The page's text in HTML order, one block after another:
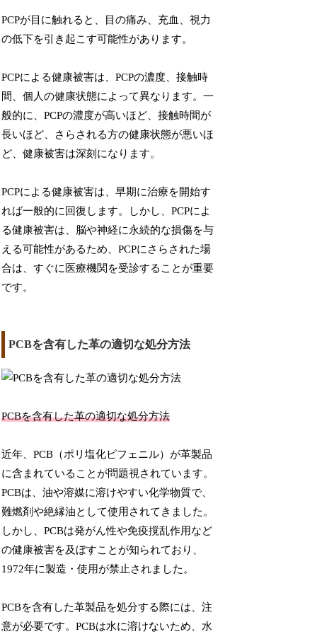
PCPが目に触れると、目の痛み、充血、視力
の低下を引き起こす可能性があります。
PCPによる健康被害は、PCPの濃度、接触時
間、個人の健康状態によって異なります。一
般的に、PCPの濃度が高いほど、接触時間が
長いほど、さらされる方の健康状態が悪いほ
ど、健康被害は深刻になります。
PCPによる健康被害は、早期に治療を開始す
れば一般的に回復します。しかし、PCPによ
る健康被害は、脳や神経に永続的な損傷を与
える可能性があるため、PCPにさらされた場
合は、すぐに医療機関を受診することが重要
です。
PCBを含有した革の適切な処分方法
PCBを含有した革の適切な処分方法
近年、PCB（ポリ塩化ビフェニル）が革製品
に含まれていることが問題視されています。
PCBは、油や溶媒に溶けやすい化学物質で、
難燃剤や絶縁油として使用されてきました。
しかし、PCBは発がん性や免疫撹乱作用など
の健康被害を及ぼすことが知られており、
1972年に製造・使用が禁止されました。
PCBを含有した革製品を処分する際には、注
意が必要です。PCBは水に溶けないため、水